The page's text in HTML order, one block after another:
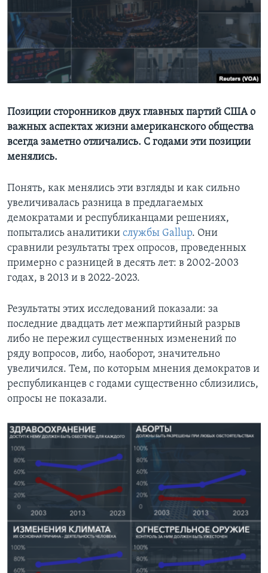
Learning English
СОЦИАЛЬНЫЕ СЕТИ
Языки
Позиции сторонников двух главных партий США о
важных аспектах жизни американского общества
всегда заметно отличались. С годами эти позиции
менялись.
Понять, как менялись эти взгляды и как сильно
увеличивалась разница в предлагаемых
демократами и республиканцами решениях,
попытались аналитики службы Gallup. Они
сравнили результаты трех опросов, проведенных
примерно с разницей в десять лет: в 2002-2003
годах, в 2013 и в 2022-2023.
Результаты этих исследований показали: за
последние двадцать лет межпартийный разрыв
либо не пережил существенных изменений по
ряду вопросов, либо, наоборот, значительно
увеличился. Тем, по которым мнения демократов и
республиканцев с годами существенно сблизились,
опросы не показали.